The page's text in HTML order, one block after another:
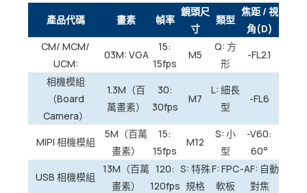
產品代碼 畫素 幀率
鏡頭尺
寸
類型
焦距 / 視
角(D)
CM/ MCM/
UCM:
03M: VGA
15:
15fps
M5
Q: 方
形
-FL2.1
相機模組
（Board
Camera）
1.3M（百
萬畫素）
30:
30fps
M7
L: 細長
型
-FL6
MIPI 相機模組
5M（百萬
畫素）
15:
15fps
M12
S: 小
型
-V60:
60°
USB 相機模組
13M（百萬
畫素）
120:
120fps
S: 特殊
規格
F: FPC
軟板
-AF: 自動
對焦